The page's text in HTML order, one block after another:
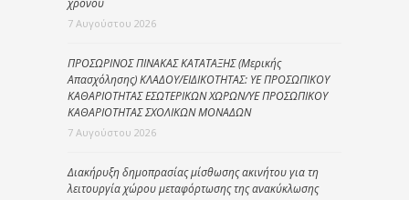
7 Αυγούστου 2026
ΠΡΟΣΩΡΙΝΟΣ ΠΙΝΑΚΑΣ ΚΑΤΑΤΑΞΗΣ (Μερικής
Απασχόλησης) ΚΛΑΔΟΥ/ΕΙΔΙΚΟΤΗΤΑΣ: ΥΕ ΠΡΟΣΩΠΙΚΟΥ
ΚΑΘΑΡΙΟΤΗΤΑΣ ΕΣΩΤΕΡΙΚΩΝ ΧΩΡΩΝ/ΥΕ ΠΡΟΣΩΠΙΚΟΥ
ΚΑΘΑΡΙΟΤΗΤΑΣ ΣΧΟΛΙΚΩΝ ΜΟΝΑΔΩΝ
7 Αυγούστου 2026
Διακήρυξη δημοπρασίας μίσθωσης ακινήτου για τη
λειτουργία χώρου μεταφόρτωσης της ανακύκλωσης